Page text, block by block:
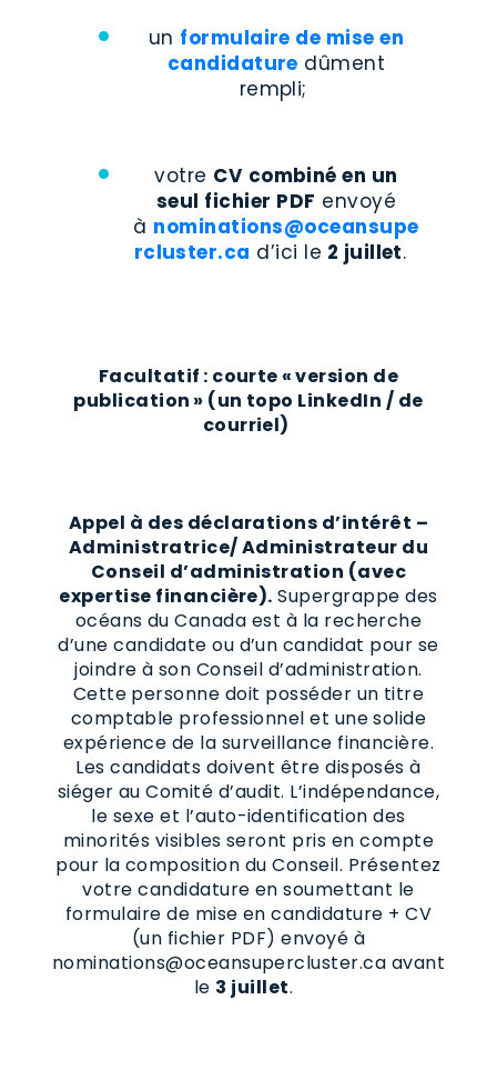
un formulaire de mise en
candidature dûment
rempli;
votre CV combiné en un
seul fichier PDF envoyé
à nominations@oceansupe
rcluster.ca d’ici le 2 juillet.
Facultatif : courte « version de
publication » (un topo LinkedIn / de
courriel)
Appel à des déclarations d’intérêt –
Administratrice/ Administrateur du
Conseil d’administration (avec
expertise financière). Supergrappe des
océans du Canada est à la recherche
d’une candidate ou d’un candidat pour se
joindre à son Conseil d’administration.
Cette personne doit posséder un titre
comptable professionnel et une solide
expérience de la surveillance financière.
Les candidats doivent être disposés à
siéger au Comité d’audit. L’indépendance,
le sexe et l’auto-identification des
minorités visibles seront pris en compte
pour la composition du Conseil. Présentez
votre candidature en soumettant le
formulaire de mise en candidature + CV
(un fichier PDF) envoyé à
nominations@oceansupercluster.ca avant
le 3 juillet.